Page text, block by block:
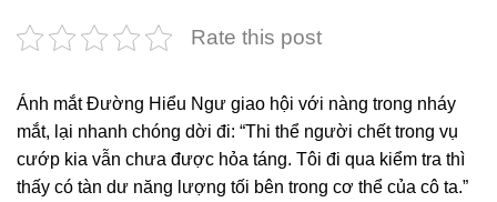
Rate this post
Ánh mắt Đường Hiểu Ngư giao hội với nàng trong nháy
mắt, lại nhanh chóng dời đi: “Thi thể người chết trong vụ
cướp kia vẫn chưa được hỏa táng. Tôi đi qua kiểm tra thì
thấy có tàn dư năng lượng tối bên trong cơ thể của cô ta.”